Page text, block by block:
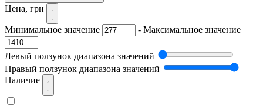
Цена, грн
Минимальное значение - Максимальное значение
Левый ползунок диапазона значений
Правый ползунок диапазона значений
Наличие